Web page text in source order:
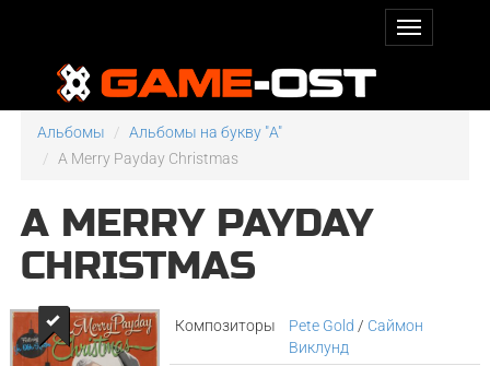
Альбомы
Альбомы на букву "A"
A Merry Payday Christmas
A MERRY PAYDAY
CHRISTMAS
Композиторы Pete Gold / Саймон
Виклунд